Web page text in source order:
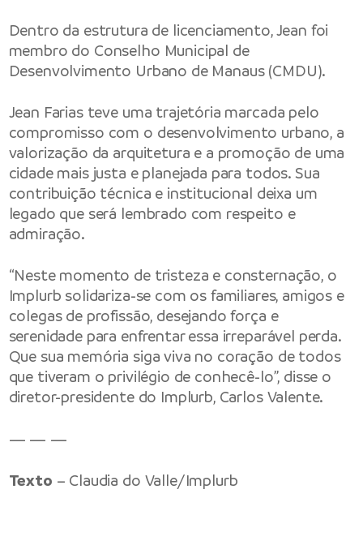
Dentro da estrutura de licenciamento, Jean foi
membro do Conselho Municipal de
Desenvolvimento Urbano de Manaus (CMDU).
Jean Farias teve uma trajetória marcada pelo
compromisso com o desenvolvimento urbano, a
valorização da arquitetura e a promoção de uma
cidade mais justa e planejada para todos. Sua
contribuição técnica e institucional deixa um
legado que será lembrado com respeito e
admiração.
“Neste momento de tristeza e consternação, o
Implurb solidariza-se com os familiares, amigos e
colegas de profissão, desejando força e
serenidade para enfrentar essa irreparável perda.
Que sua memória siga viva no coração de todos
que tiveram o privilégio de conhecê-lo”, disse o
diretor-presidente do Implurb, Carlos Valente.
— — —
Texto – Claudia do Valle/Implurb